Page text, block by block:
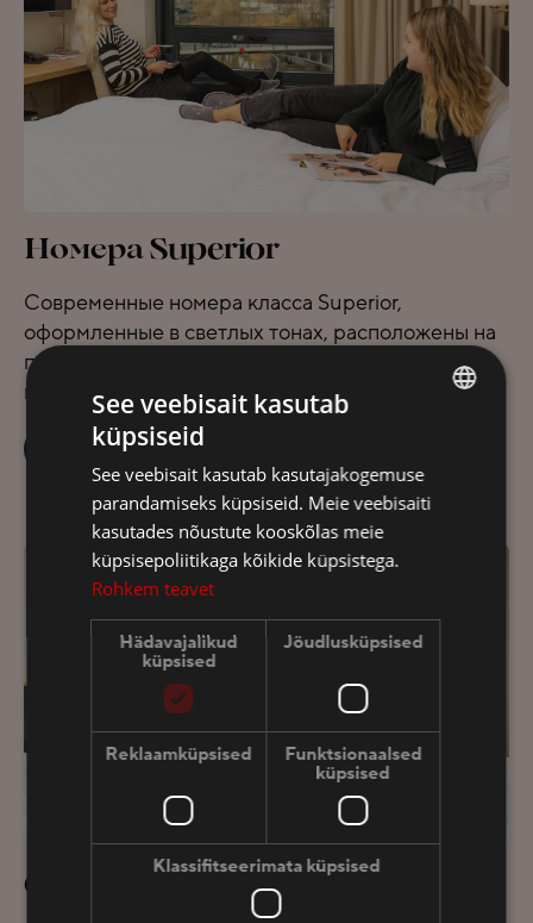
Номера Superior
Современные номера класса Superior,
оформленные в светлых тонах, расположены на
пяти этажах отеля. Из номеров открывается вид
на старый город...
ЗАБРОНИРОВАТЬ
Семейный номер
FINNISH
RUSSIAN
See veebisait kasutab
küpsiseid
See veebisait kasutab kasutajakogemuse
parandamiseks küpsiseid. Meie veebisaiti
kasutades nõustute kooskõlas meie
küpsisepoliitikaga kõikide küpsistega.
Rohkem teavet
Hädavajalikud
küpsised
Jõudlusküpsised
Reklaamküpsised
Funktsionaalsed
küpsised
Klassifitseerimata küpsised